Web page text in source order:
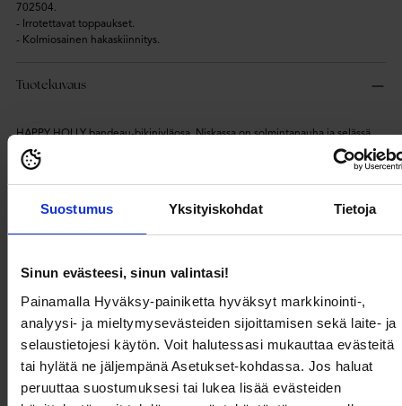
Suostumus Yksityiskohdat Tietoja
Sinun evästeesi, sinun valintasi!
Painamalla Hyväksy-painiketta hyväksyt markkinointi-,
analyysi- ja mieltymysevästeiden sijoittamisen sekä laite- ja
selaustietojesi käytön. Voit halutessasi mukauttaa evästeitä
tai hylätä ne jäljempänä Asetukset-kohdassa. Jos haluat
peruuttaa suostumuksesi tai lukea lisää evästeiden
702504.
- Irrotettavat toppaukset.
- Kolmiosainen hakaskiinnitys.
Tuotekuvaus
HAPPY HOLLY bandeau-bikiniyläosa. Niskassa on solmintanauha ja selässä
kolmiosainen hakaskiinnitys. Yhdistä bikinihousuihin tuotenro: 702503 ja
702504.
Toimitus ja maksaminen